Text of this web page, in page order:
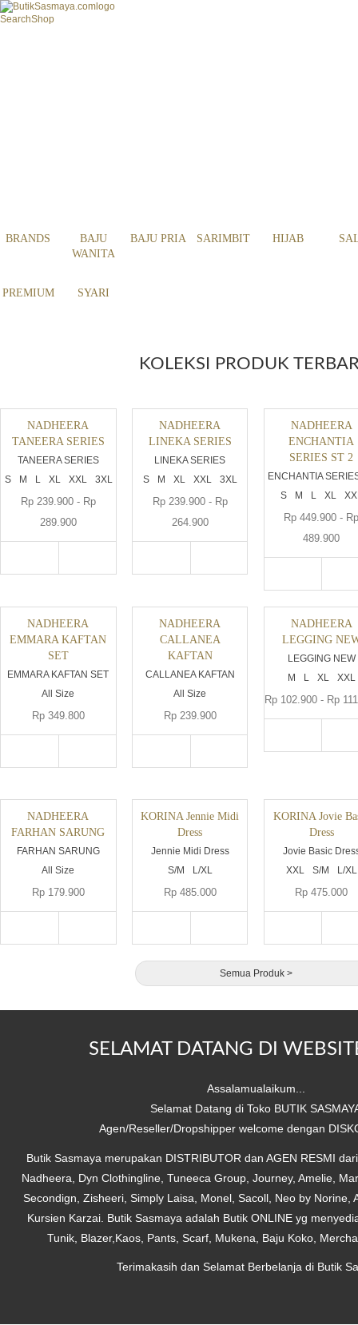
SearchShop
BRANDS
BAJU
WANITA
BAJU PRIA SARIMBIT HIJAB
PREMIUM SYARI
KOLEKSI PRODUK
NADHEERA
TANEERA SERIES
TANEERA SERIES
S
M L XL XXL 3XL
Rp 239.900 - Rp
289.900
NADHEERA
LINEKA SERIES
LINEKA SERIES
S
M XL XXL 3XL
Rp 239.900 - Rp
264.900
NADHEERA
ENCHANTIA
SERIES ST 2
ENCHANTIA
S
M L XL
Rp 449.900 -
489.900
NADHEERA
EMMARA KAFTAN
SET
EMMARA KAFTAN SET
All Size
Rp 349.800
NADHEERA
CALLANEA
KAFTAN
CALLANEA KAFTAN
All Size
Rp 239.900
NADHEERA
LEGGING
LEGGING NEW
M
L XL XXL
Rp 102.900 - Rp
NADHEERA
FARHAN SARUNG
FARHAN SARUNG
All Size
Rp 179.900
KORINA Jennie Midi
Dress
Jennie Midi Dress
S/M
L/XL
Rp 485.000
KORINA Jovie
Dress
Jovie Basic
XXL
S/M L/XL
Rp 475.000
Semua Produk >
SELAMAT DATANG DI
Assalamualaikum...
Selamat Datang di Toko BUTIK
Agen/Reseller/Dropshipper welcome dengan
Butik Sasmaya merupakan DISTRIBUTOR dan AGEN RESMI
Nadheera, Dyn Clothingline, Tuneeca Group, Journey, Amelie,
Secondign, Zisheeri, Simply Laisa, Monel, Sacoll, Neo by Norine,
Kursien Karzai. Butik Sasmaya adalah Butik ONLINE yg
Tunik, Blazer,Kaos, Pants, Scarf, Mukena, Baju Koko,
Terimakasih dan Selamat Berbelanja di Butik